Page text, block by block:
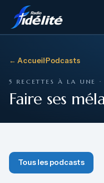
← Accueil·Podcasts
5 RECETTES À LA UNE
Faire ses
Tous les podcasts